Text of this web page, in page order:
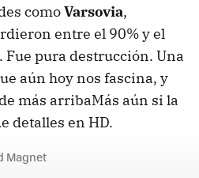
comoVarsovia,
entre el 90% y el
Fue pura destrucción. Una
aún hoy nos fascina, y
más arribaMás aún si la
detalles en HD.
Magnet